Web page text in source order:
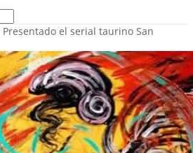
Presentado el serial taurino San